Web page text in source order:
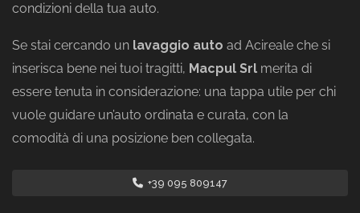
condizioni della tua auto.
Se stai cercando un lavaggio auto ad Acireale che si
inserisca bene nei tuoi tragitti, Macpul Srl merita di
essere tenuta in considerazione: una tappa utile per chi
vuole guidare un’auto ordinata e curata, con la
comodità di una posizione ben collegata.
+39 095 809147